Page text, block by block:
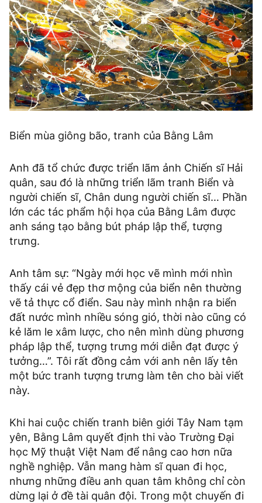
Biển mùa giông bão, tranh của Bằng Lâm
Anh đã tổ chức được triển lãm ảnh Chiến sĩ Hải
quân, sau đó là những triển lãm tranh Biển và
người chiến sĩ, Chân dung người chiến sĩ… Phần
lớn các tác phẩm hội họa của Bằng Lâm được
anh sáng tạo bằng bút pháp lập thể, tượng
trưng.
Anh tâm sự: “Ngày mới học vẽ mình mới nhìn
thấy cái vẻ đẹp thơ mộng của biển nên thường
vẽ tả thực cổ điển. Sau này mình nhận ra biển
đất nước mình nhiều sóng gió, thời nào cũng có
kẻ lăm le xâm lược, cho nên mình dùng phương
pháp lập thể, tượng trưng mới diễn đạt được ý
tưởng…”. Tôi rất đồng cảm với anh nên lấy tên
một bức tranh tượng trưng làm tên cho bài viết
này.
Khi hai cuộc chiến tranh biên giới Tây Nam tạm
yên, Bằng Lâm quyết định thi vào Trường Đại
học Mỹ thuật Việt Nam để nâng cao hơn nữa
nghề nghiệp. Vẫn mang hàm sĩ quan đi học,
nhưng những điều anh quan tâm không chỉ còn
dừng lại ở đề tài quân đội. Trong một chuyến đi